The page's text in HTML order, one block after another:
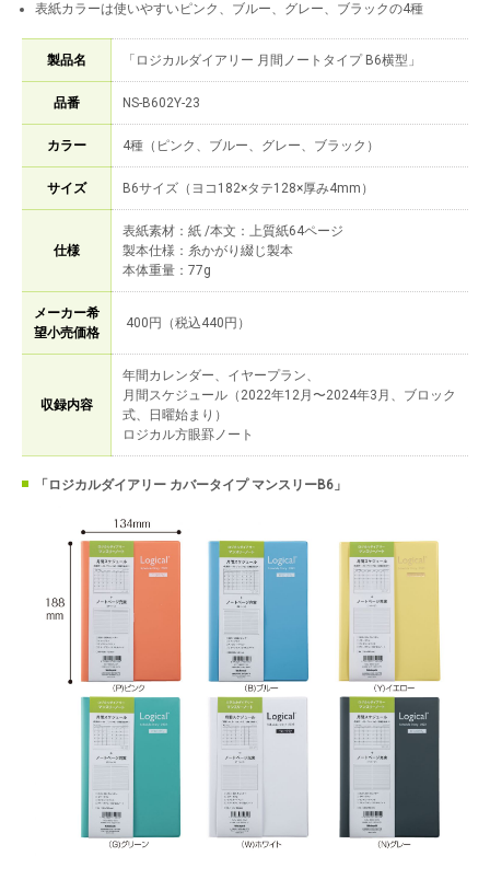
表紙カラーは使いやすいピンク、ブルー、グレー、ブラックの4種
製品名 「ロジカルダイアリー 月間ノートタイプ B6横型」
品番 NS-B602Y-23
カラー 4種（ピンク、ブルー、グレー、ブラック）
サイズ B6サイズ（ヨコ182×タテ128×厚み4mm）
仕様
表紙素材：紙 /本文：上質紙64ページ
製本仕様：糸かがり綴じ製本
本体重量：77g
メーカー希
望小売価格
400円（税込440円）
収録内容
年間カレンダー、イヤープラン、
月間スケジュール（2022年12月〜2024年3月、ブロック
式、日曜始まり）
ロジカル方眼罫ノート
「ロジカルダイアリー カバータイプ マンスリーB6」